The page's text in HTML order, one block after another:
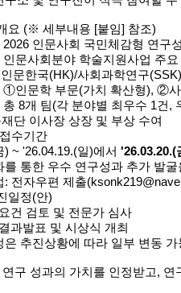
요 (※ 세부내용 [붙임] 참조)
인문사회 국민체감형 연구
인문사회분야 학술지원사업 주
문한국(HK)/사회과학연구
①인문학 부문(가치 확산형), ②
8개 팀(각 분야별 최우수 1건,
단 이사장 상장 및 부상 수여
수기간
) ~ '26.04.19.(일)에서 '26.03.20.(
통한 우수 연구성과 추가 발굴
: 전자우편 제출
일정(안)
건 검토 및 전문가 심사
과발표 및 시상식 개최
추진상황에 따라 일부 변동 가
구 성과의 가치를 인정받고,